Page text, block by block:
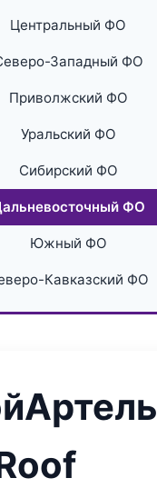
Центральный ФО
Западный ФО
Приволжский ФО
Уральский ФО
Сибирский ФО
ФО
Южный ФО
Кавказский ФО